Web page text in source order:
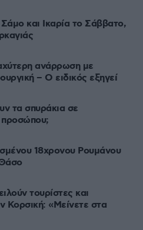
και Ικαρία το Σάββατο,
ανάρρωση με
– Ο ειδικός εξηγεί
τα σπυράκια σε
προσώπου;
18χρονου Ρουμάνου
τουρίστες και
Κορσική: «Μείνετε στα